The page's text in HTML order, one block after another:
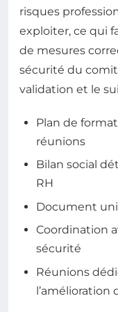
risques
exploiter, ce qui
de mesures
sécurité du
validation et le
Plan de
réunions
Bilan social
RH
Document
Coordination
sécurité
Réunions
l’amélioration